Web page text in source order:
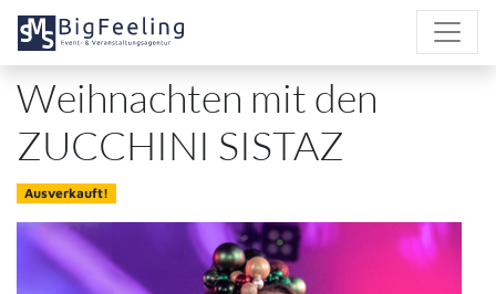
Direkt
zum
Inhalt
Weihnachten mit den
ZUCCHINI SISTAZ
Ausverkauft!